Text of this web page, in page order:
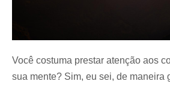
Você costuma prestar atenção aos
sua mente? Sim, eu sei, de maneira